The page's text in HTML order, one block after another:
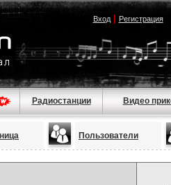
Вход| Регистрация
Радиостанции Видео
Пользователи